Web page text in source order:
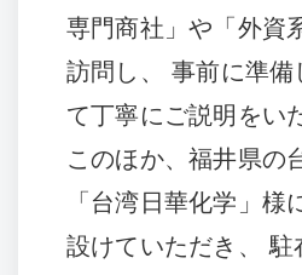
専門商社」や「外資
訪問し、 事前に準備
て丁寧にご説明をい
このほか、福井県の
「台湾日華化学」様
設けていただき、 駐